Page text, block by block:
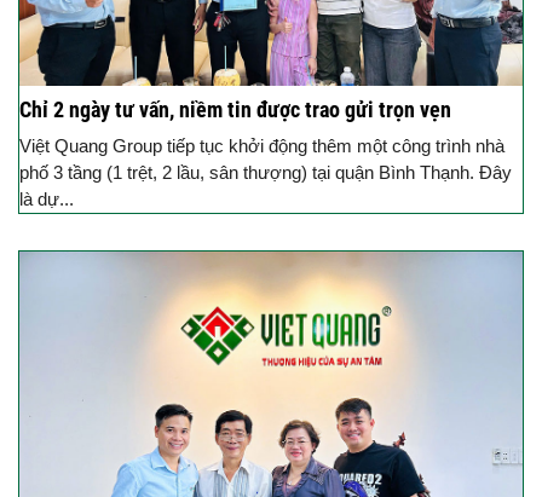
Chỉ 2 ngày tư vấn, niềm tin được trao gửi trọn vẹn
Việt Quang Group tiếp tục khởi động thêm một công trình nhà
phố 3 tầng (1 trệt, 2 lầu, sân thượng) tại quận Bình Thạnh. Đây
là dự...